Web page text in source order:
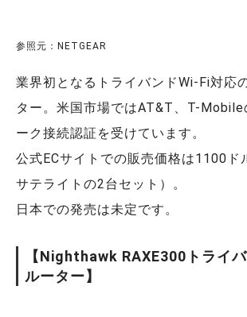
参照元：NETGEAR
業界初となるトライバンドWi-Fi対応
ター。米国市場ではAT&T、T-Mobile
ーク接続認証を受けています。
公式ECサイトでの販売価格は1100ド
サテライトの2台セット）。
日本での発売は未定です。
【Nighthawk RAXE300トライ
ルーター】